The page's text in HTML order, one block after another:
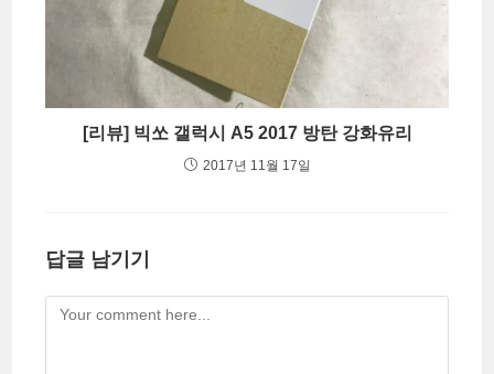
[리뷰] 빅쏘 갤럭시 A5 2017 방탄 강화유리
2017년 11월 17일
답글 남기기
Comment